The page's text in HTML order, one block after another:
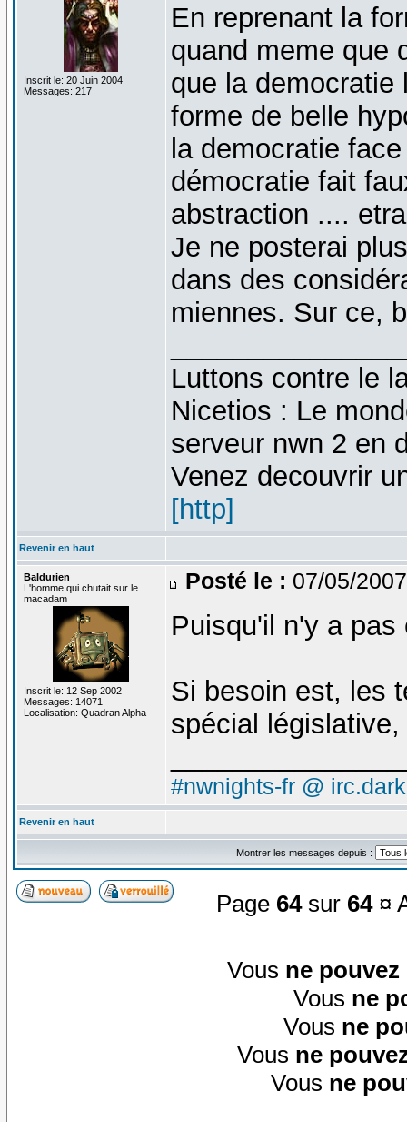
Inscrit le: 20 Juin 2004
Messages: 217
En reprenant la
quand meme que
que la
forme de belle
la democratie
démocratie fait
abstraction ....
Je ne posterai
dans des
miennes. Sur ce,
Luttons contre le
Nicetios : Le
serveur nwn 2 en
Venez decouvrir
[http]
Revenir en haut
Baldurien
L'homme qui chutait sur le
macadam
Inscrit le: 12 Sep 2002
Messages: 14071
Localisation: Quadran Alpha
Posté le : 07/05/
Puisqu'il n'y a
Si besoin est, les
spécial
#nwnights-fr @
Revenir en haut
Montrer les messages depuis :
Page 64sur 64¤
Vous ne pouvez
Vous ne
Vous ne
Vous ne
Vous ne